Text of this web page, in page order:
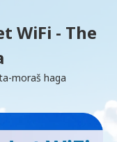
WiFi - The
moraš haga